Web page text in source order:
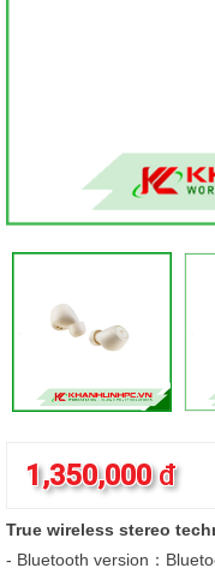
1,350,000đ
True wireless stereo
- Bluetooth version：